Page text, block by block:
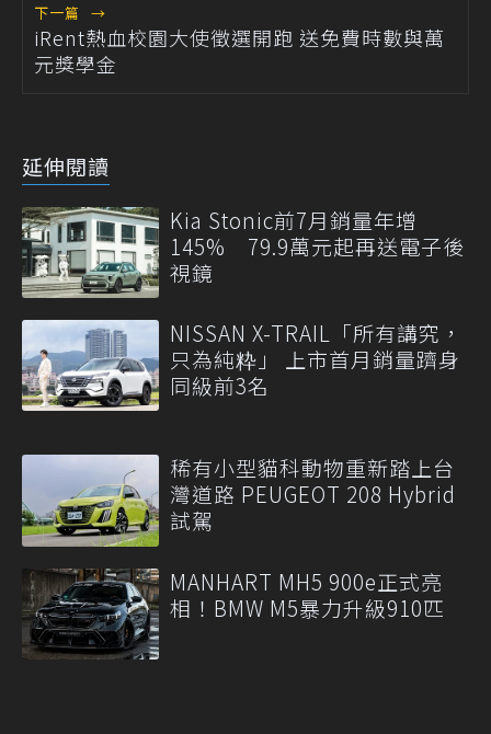
下一篇 →
iRent熱血校園大使徵選開跑 送免費時數與萬
元獎學金
延伸閱讀
Kia Stonic前7月銷量年增
145% 79.9萬元起再送電子後
視鏡
NISSAN X-TRAIL「所有講究，
只為純粋」 上市首月銷量躋身
同級前3名
稀有小型貓科動物重新踏上台
灣道路 PEUGEOT 208 Hybrid
試駕
MANHART MH5 900e正式亮
相！BMW M5暴力升級910匹